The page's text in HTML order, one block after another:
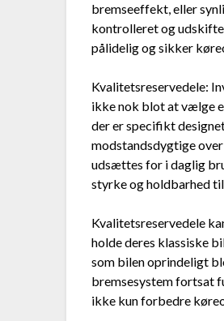
bremseeffekt, eller
kontrolleret og
pålidelig og sikker
Kvalitetsreservedele:
ikke nok blot at vælge
der er specifikt
modstandsdygtige
udsættes for i daglig
styrke og holdbarhed
Kvalitetsreservedele
holde deres klassiske
som bilen oprindeligt
bremsesystem fortsat
ikke kun forbedre